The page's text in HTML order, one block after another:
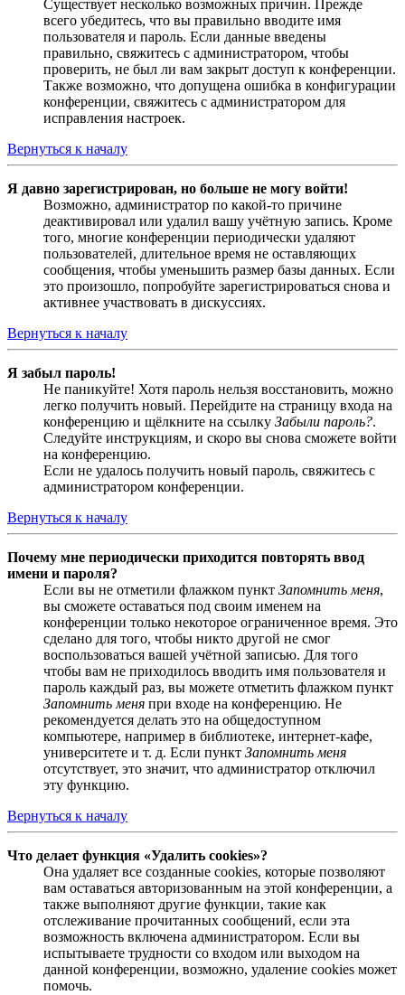
Существует несколько возможных причин. Прежде
всего убедитесь, что вы правильно вводите имя
пользователя и пароль. Если данные введены
правильно, свяжитесь с администратором, чтобы
проверить, не был ли вам закрыт доступ к конференции.
Также возможно, что допущена ошибка в конфигурации
конференции, свяжитесь с администратором для
исправления настроек.
Вернуться к началу
Я давно зарегистрирован, но больше не могу войти!
Возможно, администратор по какой-то причине
деактивировал или удалил вашу учётную запись. Кроме
того, многие конференции периодически удаляют
пользователей, длительное время не оставляющих
сообщения, чтобы уменьшить размер базы данных. Если
это произошло, попробуйте зарегистрироваться снова и
активнее участвовать в дискуссиях.
Вернуться к началу
Я забыл пароль!
Не паникуйте! Хотя пароль нельзя восстановить, можно
легко получить новый. Перейдите на страницу входа на
конференцию и щёлкните на ссылку Забыли пароль?.
Следуйте инструкциям, и скоро вы снова сможете войти
на конференцию.
Если не удалось получить новый пароль, свяжитесь с
администратором конференции.
Вернуться к началу
Почему мне периодически приходится повторять ввод
имени и пароля?
Если вы не отметили флажком пункт Запомнить меня,
вы сможете оставаться под своим именем на
конференции только некоторое ограниченное время. Это
сделано для того, чтобы никто другой не смог
воспользоваться вашей учётной записью. Для того
чтобы вам не приходилось вводить имя пользователя и
пароль каждый раз, вы можете отметить флажком пункт
Запомнить меня при входе на конференцию. Не
рекомендуется делать это на общедоступном
компьютере, например в библиотеке, интернет-кафе,
университете и т. д. Если пункт Запомнить меня
отсутствует, это значит, что администратор отключил
эту функцию.
Вернуться к началу
Что делает функция «Удалить cookies»?
Она удаляет все созданные cookies, которые позволяют
вам оставаться авторизованным на этой конференции, а
также выполняют другие функции, такие как
отслеживание прочитанных сообщений, если эта
возможность включена администратором. Если вы
испытываете трудности со входом или выходом на
данной конференции, возможно, удаление cookies может
помочь.